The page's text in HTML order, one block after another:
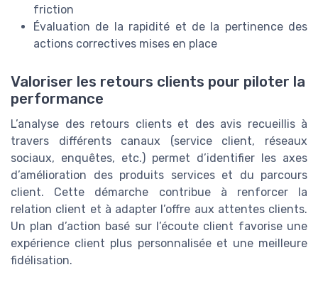
friction
Évaluation de la rapidité et de la pertinence des
actions correctives mises en place
Valoriser les retours clients pour piloter la
performance
L’analyse des retours clients et des avis recueillis à
travers différents canaux (service client, réseaux
sociaux, enquêtes, etc.) permet d’identifier les axes
d’amélioration des produits services et du parcours
client. Cette démarche contribue à renforcer la
relation client et à adapter l’offre aux attentes clients.
Un plan d’action basé sur l’écoute client favorise une
expérience client plus personnalisée et une meilleure
fidélisation.